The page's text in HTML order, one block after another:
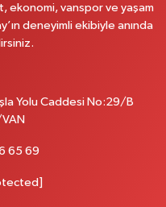
A Erciş Van
ekonomi, vanspor ve yaşam
deneyimli ekibiyle anında
Yolu Caddesi No:29/B
VAN
65 69